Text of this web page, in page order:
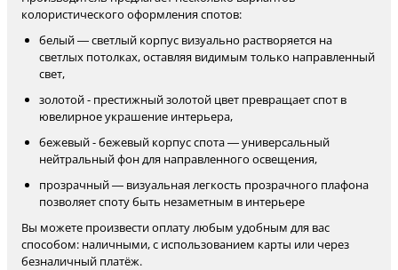
колористического оформления спотов:
белый — светлый корпус визуально растворяется на
светлых потолках, оставляя видимым только направленный
свет,
золотой - престижный золотой цвет превращает спот в
ювелирное украшение интерьера,
бежевый - бежевый корпус спота — универсальный
нейтральный фон для направленного освещения,
прозрачный — визуальная легкость прозрачного плафона
позволяет споту быть незаметным в интерьере
Вы можете произвести оплату любым удобным для вас
способом: наличными, с использованием карты или через
безналичный платёж.